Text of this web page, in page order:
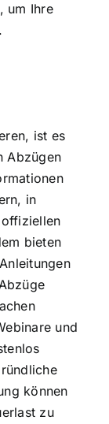
um Ihre
ist es
Abzügen
in
bieten
und
können
zu